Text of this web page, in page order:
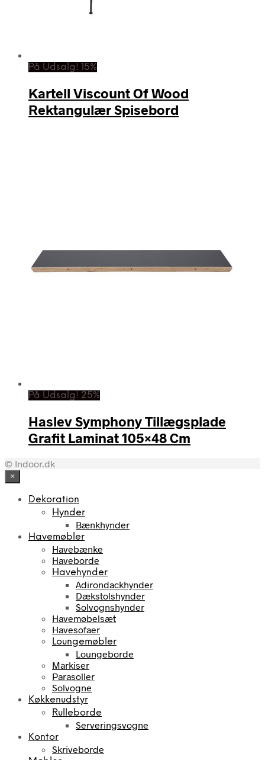
På Udsalg! 15%
Kartell Viscount Of Wood
Rektangulær Spisebord
På Udsalg! 25%
Haslev Symphony Tillægsplade
Grafit Laminat 105×48 Cm
© Indoor.dk
×
Dekoration
Hynder
Bænkhynder
Havemøbler
Havebænke
Haveborde
Havehynder
Adirondackhynder
Dækstolshynder
Solvognshynder
Havemøbelsæt
Havesofaer
Loungemøbler
Loungeborde
Markiser
Parasoller
Solvogne
Køkkenudstyr
Rulleborde
Serveringsvogne
Kontor
Skriveborde